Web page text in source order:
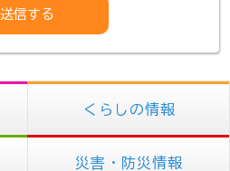
くらしの情報
災害・防災情報